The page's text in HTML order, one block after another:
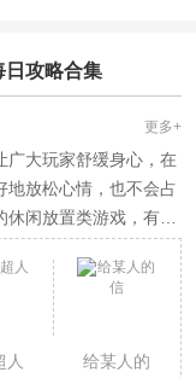
日攻略合集
更多+
广大玩家舒缓身心，在
地放松心情，也不会占
闲放置类游戏，有喜
人
给某人的